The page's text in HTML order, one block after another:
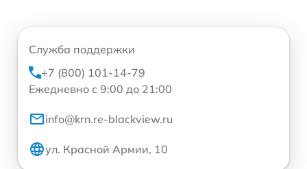
Служба поддержки
+7 (800) 101-14-79
Ежедневно с 9:00 до 21:00
info@krn.re-blackview.ru
ул. Красной Армии, 10